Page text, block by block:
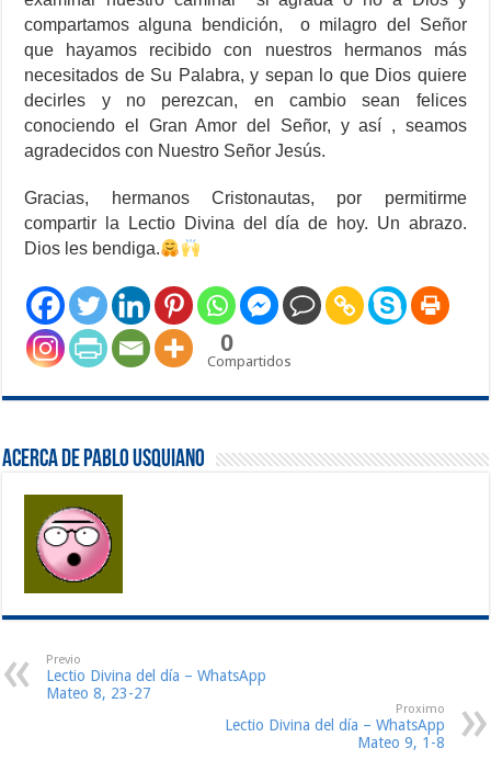
compartamos alguna bendición, o milagro del Señor
que hayamos recibido con nuestros hermanos más
necesitados de Su Palabra, y sepan lo que Dios quiere
decirles y no perezcan, en cambio sean felices
conociendo el Gran Amor del Señor, y así , seamos
agradecidos con Nuestro Señor Jesús.
Gracias, hermanos Cristonautas, por permitirme
compartir la Lectio Divina del día de hoy. Un abrazo.
Dios les bendiga.
0
Compartidos
Acerca de Pablo Usquiano
Previo
Lectio Divina del día – WhatsApp
Mateo 8, 23-27
Proximo
Lectio Divina del día – WhatsApp
Mateo 9, 1-8